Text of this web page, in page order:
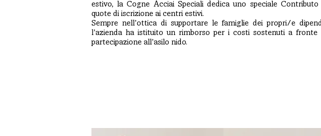
estivo, la Cogne Acciai Speciali dedica uno speciale Contributo
quote di iscrizione ai centri estivi.
Sempre nell’ottica di supportare le famiglie dei propri/e
l’azienda ha istituito un rimborso per i costi sostenuti a fronte
partecipazione all’asilo nido.